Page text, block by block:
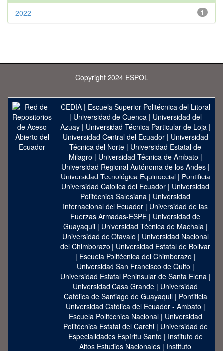
1
2022
Copyright 2024 ESPOL
CEDIA| Escuela Superior Politécnica del Litoral
| Universidad de Cuenca| Universidad del
Azuay| Universidad Técnica Particular de Loja|
Universidad Central del Ecuador| Universidad
Técnica del Norte | Universidad Estatal de
Milagro | Universidad Técnica de Ambato |
Universidad Regional Autónoma de los Andes|
Universidad Tecnológica Equinoccial| Pontificia
Universidad Catolica del Ecuador | Universidad
Politécnica Salesiana | Universidad
Internacional del Ecuador | Universidad de las
Fuerzas Armadas-ESPE | Universidad de
Guayaquil| Universidad Técnica de Machala|
Universidad de Otavalo | Universidad Nacional
del Chimborazo | Universidad Estatal de Bolivar
| Escuela Politécnica del Chimborazo |
Universidad San Francisco de Quito |
Universidad Estatal Peninsular de Santa Elena|
Universidad Casa Grande | Universidad
Católica de Santiago de Guayaquil| Pontificia
Universidad Católica del Ecuador - Ambato |
Escuela Politécnica Nacional| Universidad
Politécnica Estatal del Carchi| Universidad de
Especialidades Espíritu Santo | Instituto de
Altos Estudios Nacionales | Instituto